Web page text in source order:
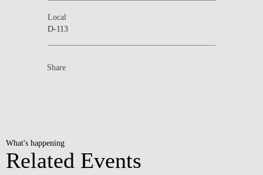
Local
D-113
Share
What's happening
Related Events